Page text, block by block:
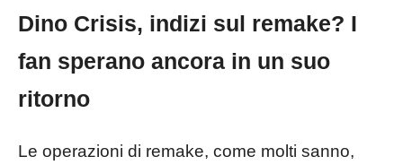
Dino Crisis, indizi sul remake? I
fan sperano ancora in un suo
ritorno
Le operazioni di remake, come molti sanno,